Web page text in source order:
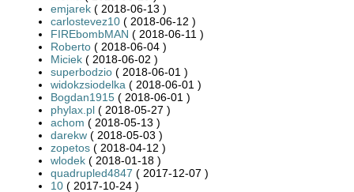
emjarek ( 2018-06-13 )
carlostevez10 ( 2018-06-12 )
FIREbombMAN ( 2018-06-11 )
Roberto ( 2018-06-04 )
Miciek ( 2018-06-02 )
superbodzio ( 2018-06-01 )
widokzsiodelka ( 2018-06-01 )
Bogdan1915 ( 2018-06-01 )
phylax.pl ( 2018-05-27 )
achom ( 2018-05-13 )
darekw ( 2018-05-03 )
zopetos ( 2018-04-12 )
wlodek ( 2018-01-18 )
quadrupled4847 ( 2017-12-07 )
10 ( 2017-10-24 )